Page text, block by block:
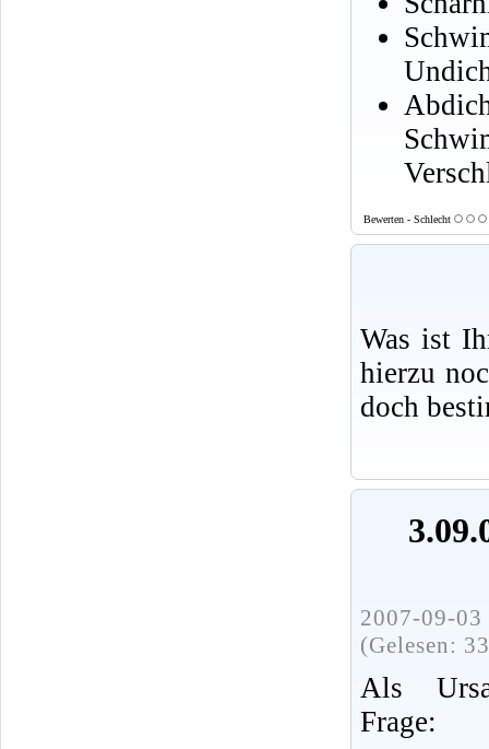
Bewerten - Schlecht
Was ist
hierzu
doch
2007-09-
(Gelesen:
Als
Frage: